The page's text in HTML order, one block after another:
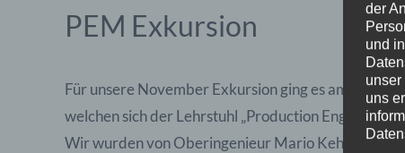
PEM Exkursion
Für unsere November Exkursion ging es am
welchen sich der Lehrstuhl „Production
Wir wurden von Oberingenieur Mario Kehrer und
der
und
unser
uns